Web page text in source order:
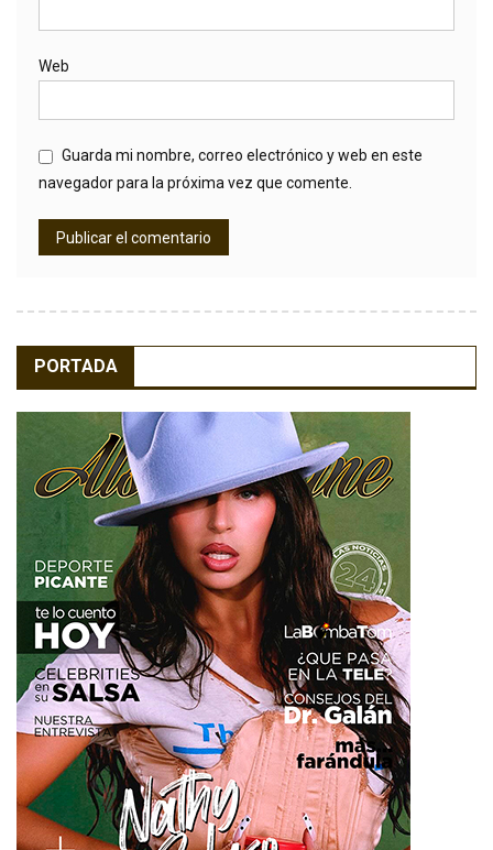
Web
Guarda mi nombre, correo electrónico y web en este
navegador para la próxima vez que comente.
PORTADA